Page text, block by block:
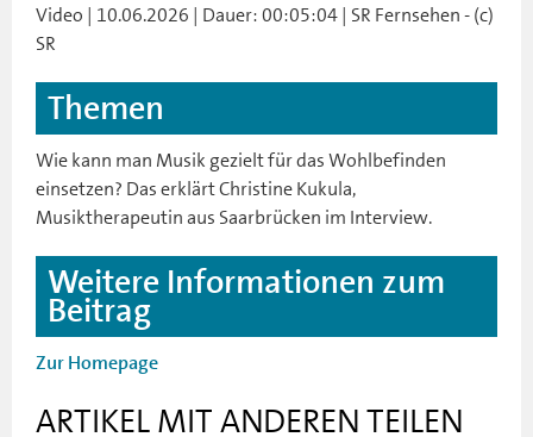
Video | 10.06.2026 | Dauer: 00:05:04 | SR Fernsehen - (c)
SR
Themen
Wie kann man Musik gezielt für das Wohlbefinden
einsetzen? Das erklärt Christine Kukula,
Musiktherapeutin aus Saarbrücken im Interview.
Weitere Informationen zum
Beitrag
Zur Homepage
ARTIKEL MIT ANDEREN TEILEN